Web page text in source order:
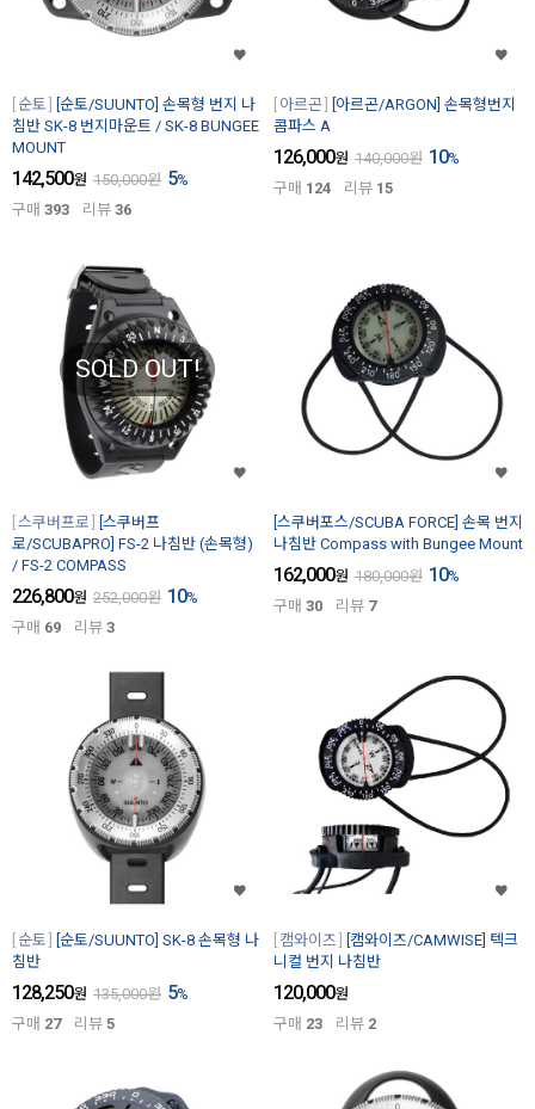
순토
[순토/SUUNTO] 손목형 번지 나
침반 SK-8 번지마운트 / SK-8 BUNGEE
MOUNT
142,500원 150,000원 5%
구매 393 리뷰 36
아르곤
[아르곤/ARGON] 손목형번지
콤파스 A
126,000원 140,000원 10%
구매 124 리뷰 15
SOLD OUT!
스쿠버프로
[스쿠버프
로/SCUBAPRO] FS-2 나침반 (손목형)
/ FS-2 COMPASS
226,800원 252,000원 10%
구매 69 리뷰 3
[스쿠버포스/SCUBA FORCE] 손목 번지
나침반 Compass with Bungee Mount
162,000원 180,000원 10%
구매 30 리뷰 7
순토
[순토/SUUNTO] SK-8 손목형 나
침반
128,250원 135,000원 5%
구매 27 리뷰 5
캠와이즈
[캠와이즈/CAMWISE] 텍크
니컬 번지 나침반
120,000원
구매 23 리뷰 2